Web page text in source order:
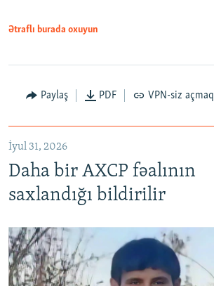
Ətraflı burada oxuyun
Paylaş PDF VPN-siz açmaq
İyul 31, 2026
Daha bir AXCP fəalının
saxlandığı bildirilir